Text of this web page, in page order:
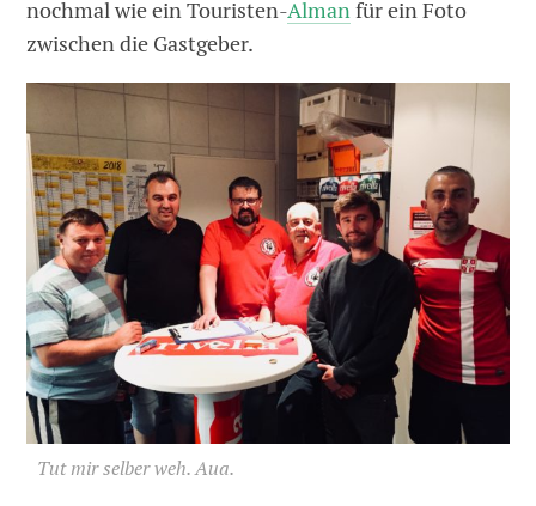
nochmal wie ein Touristen-Almanfür ein Foto
zwischen die Gastgeber.
Tut mir selber weh. Aua.